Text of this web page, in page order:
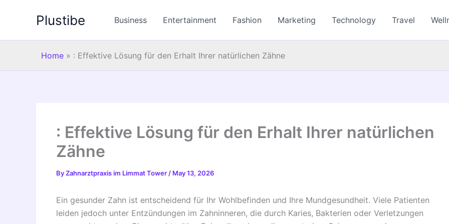
Plustibe Business Entertainment Fashion Marketing Technology Travel
Home » : Effektive Lösung für den Erhalt Ihrer natürlichen Zähne
: Effektive Lösung für den Erhalt Ihrer natürlichen
Zähne
ByZahnarztpraxis im Limmat Tower / May 13, 2026
Ein gesunder Zahn ist entscheidend für Ihr Wohlbefinden und Ihre Mundgesundheit. Viele Patienten
leiden jedoch unter Entzündungen im Zahninneren, die durch Karies, Bakterien oder Verletzungen